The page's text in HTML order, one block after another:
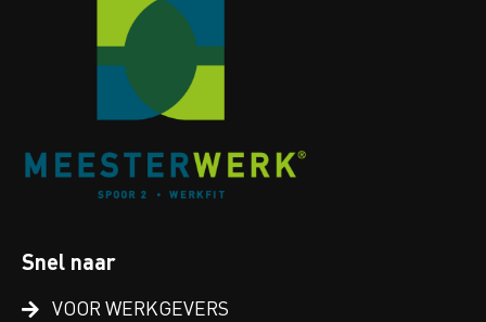
Snel naar
VOOR WERKGEVERS